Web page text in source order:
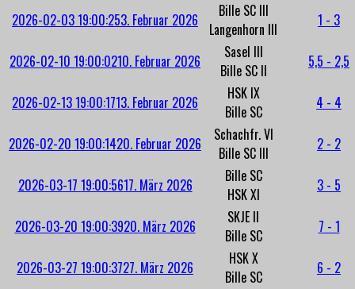
2026-02-03 19:00:253. Februar 2026
Bille SC III
Langenhorn III
1 - 3
2026-02-10 19:00:0210. Februar 2026
Sasel III
Bille SC II
5,5 - 2,5
2026-02-13 19:00:1713. Februar 2026
HSK IX
Bille SC
4 - 4
2026-02-20 19:00:1420. Februar 2026
Schachfr. VI
Bille SC III
2 - 2
2026-03-17 19:00:5617. März 2026
Bille SC
HSK XI
3 - 5
2026-03-20 19:00:3920. März 2026
SKJE II
Bille SC
7 - 1
2026-03-27 19:00:3727. März 2026
HSK X
Bille SC
6 - 2